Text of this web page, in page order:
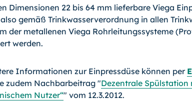
Dimensionen 22 bis 64 mm lieferbare Viega
gemäß Trinkwas­serverordnung in allen
der metallenen Viega Rohrleitungssysteme
werden.
Informationen zur Einpressdüse können per
zudem Nachbarbeitrag "Dezentrale
Nutzer“" vom 12.3.2012.